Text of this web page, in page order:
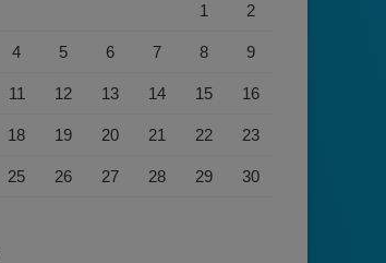
1 2
4 5 6 7 8 9
11 12 13 14 15 16
18 19 20 21 22 23
25 26 27 28 29 30